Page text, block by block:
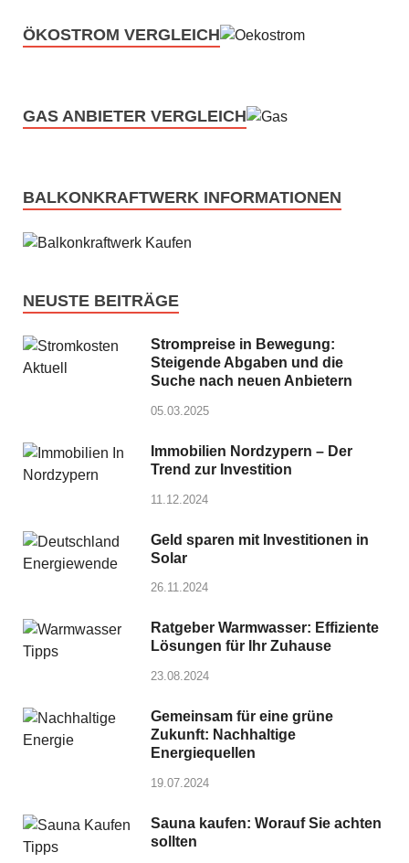
ÖKOSTROM VERGLEICH
GAS ANBIETER VERGLEICH
BALKONKRAFTWERK INFORMATIONEN
NEUSTE BEITRÄGE
Strompreise in Bewegung:
Steigende Abgaben und die
Suche nach neuen Anbietern
05.03.2025
Immobilien Nordzypern – Der
Trend zur Investition
11.12.2024
Geld sparen mit Investitionen in
Solar
26.11.2024
Ratgeber Warmwasser: Effiziente
Lösungen für Ihr Zuhause
23.08.2024
Gemeinsam für eine grüne
Zukunft: Nachhaltige
Energiequellen
19.07.2024
Sauna kaufen: Worauf Sie achten
sollten